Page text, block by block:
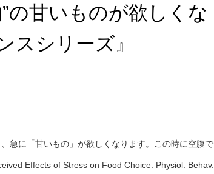
の甘いものが欲しくな
スシリーズ』
急に「甘いもの」が欲しくなります。この時に空腹で
Effects of Stress on Food Choice. Physiol. Behav.